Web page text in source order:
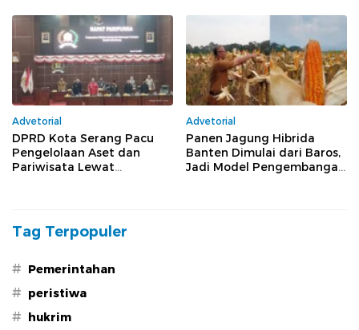
Pembahasan
Bang Andra
Advetorial
DPRD Kota Serang Pacu
Pengelolaan Aset dan
Pariwisata Lewat
Advetorial
Panen Jagung Hibrida
Banten Dimulai dari Baros,
Jadi Model Pengembangan
Tag Terpopuler
# Pemerintahan
# peristiwa
# hukrim